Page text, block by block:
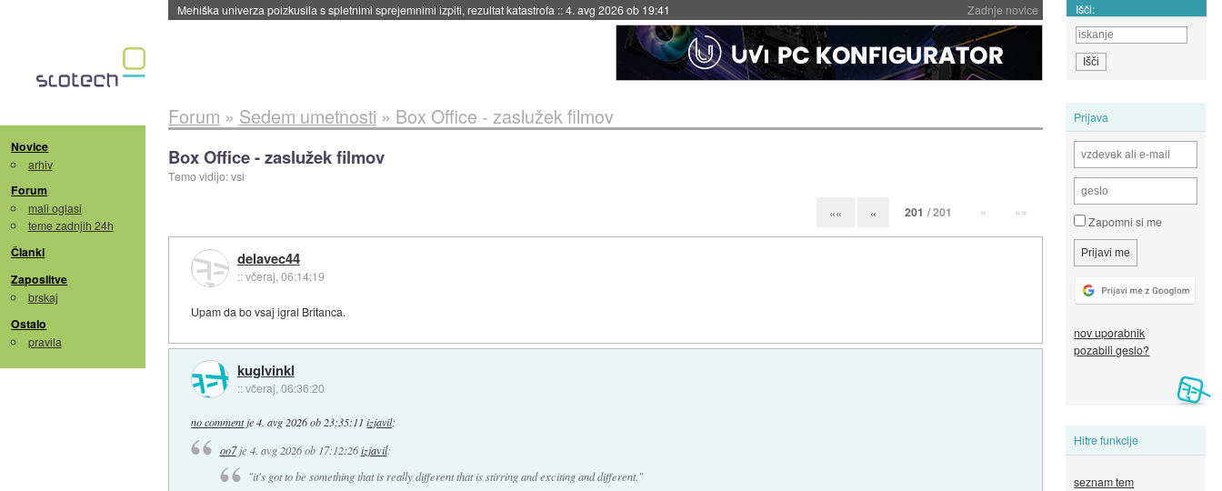
Zadnje novice
Evropska vesoljska agencija razvija svojo raketo za večkratno uporabo::4. avg 2026 ob 19:41 Išči:
Novice
arhiv
Forum
mali oglasi
teme zadnjih 24h
Članki
Zaposlitve
brskaj
Ostalo
pravila
Prijava
Zapomni si me
nov uporabnik
pozabili geslo?
Hitre funkcije
seznam tem
Forum » Sedem umetnosti » Box Office - zaslužek filmov
Box Office - zaslužek filmov
Temo vidijo: vsi
«« « 201 / 201 » »»
delavec44
::včeraj, 06:14:19
Upam da bo vsaj igral Britanca.
kuglvinkl
::včeraj, 06:36:20
no commentje4. avg 2026 ob 23:35:11 izjavil:
oo7je 4. avg 2026 ob 17:12:26 izjavil:
"it's got to be something that is really different that is stirring and exciting and different."